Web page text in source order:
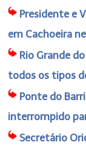
Presidente e
em Cachoeira
Rio Grande
todos os tipos
Ponte do
interrompido
Secretário